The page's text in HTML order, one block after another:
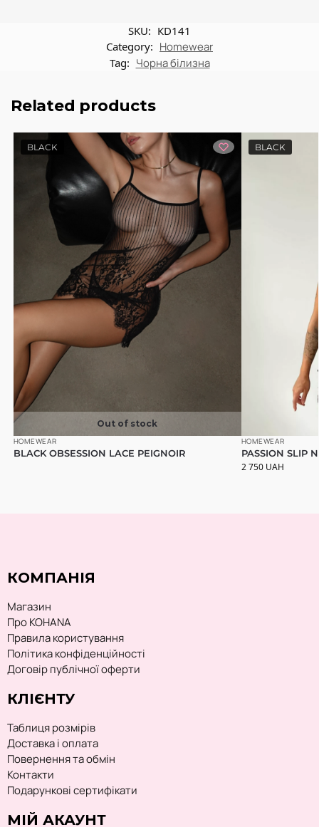
SKU: КD141
Category: Homewear
Tag: Чорна білизна
Related products
BLACK
Out of stock
HOMEWEAR
BLACK OBSESSION LACE PEIGNOIR
BLACK
HOMEWEAR
PASSION SLIP
2 750 UAH
КОМПАНІЯ
Магазин
Про KOHANA
Правила користування
Політика конфіденційності
Договір публічної оферти
КЛІЄНТУ
Таблиця розмірів
Доставка і оплата
Повернення та обмін
Контакти
Подарункові сертифікати
МІЙ АКАУНТ